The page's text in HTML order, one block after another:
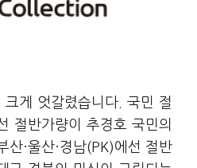
게 엇갈렸습니다. 국민 절
절반가량이 추경호 국민의
·울산·경남(PK)에선 절반